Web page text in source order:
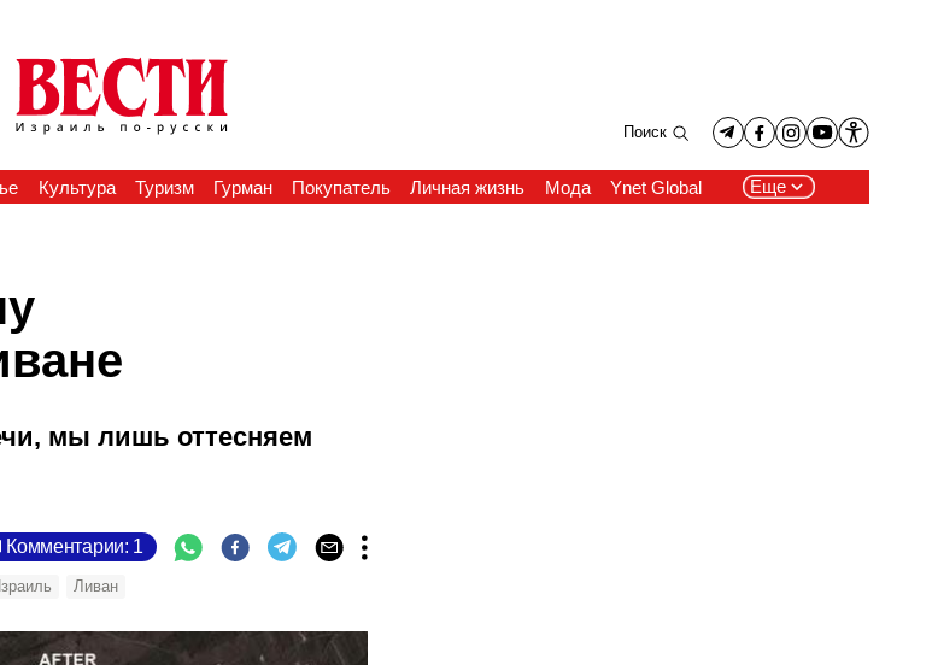
Поиск
Культура Туризм Гурман Покупатель Личная жизнь Мода Ynet Global Еще
мы лишь оттесняем
Комментарии: 1
Ливан